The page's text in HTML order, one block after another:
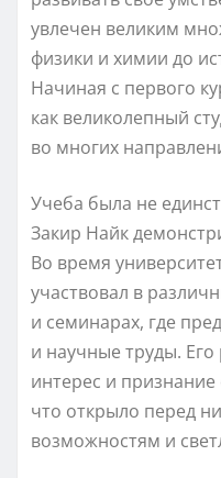
увлечен великим
физики и химии до
Начиная с первого
как великолепный
во многих
Учеба была не
Закир Найк
Во время
участвовал в
и семинарах, где
и научные труды.
интерес и признание
что открыло перед
возможностям и